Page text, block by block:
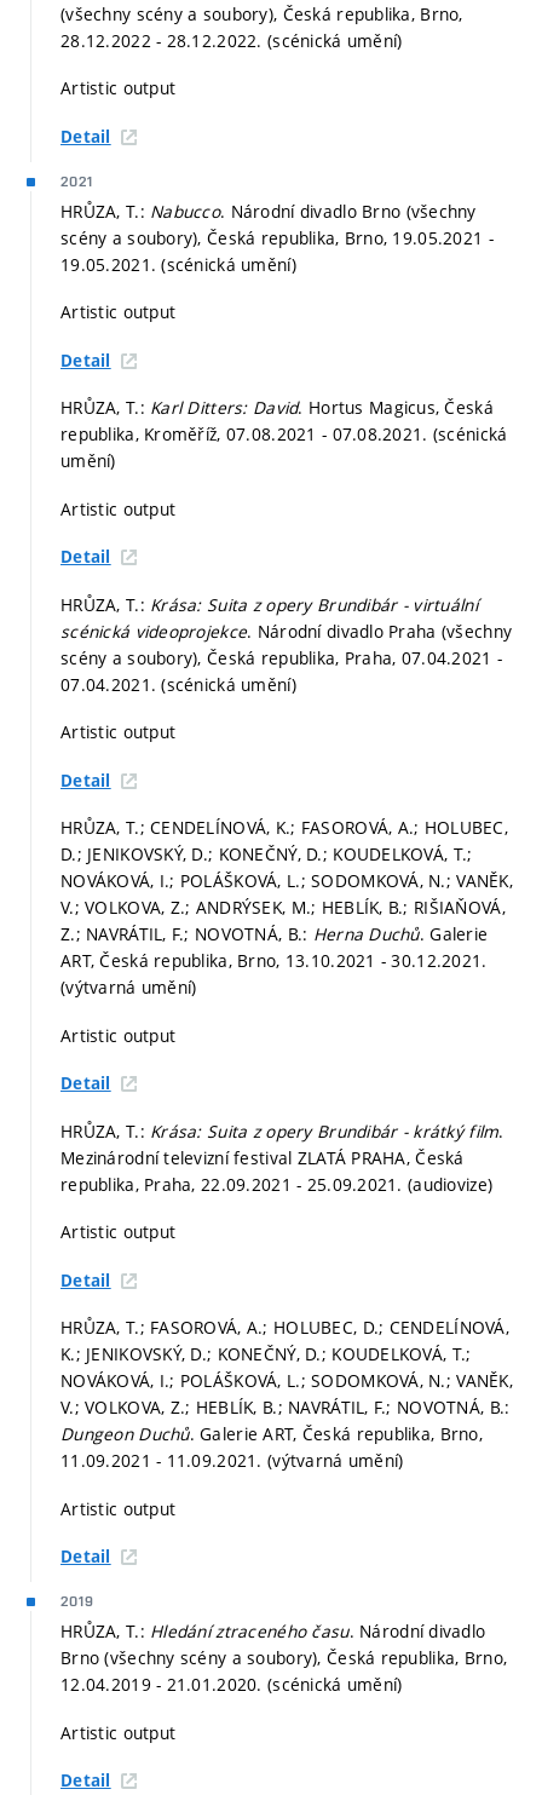
(všechny scény a soubory), Česká republika, Brno,
28.12.2022 - 28.12.2022. (scénická umění)
Artistic output
Detail
2021
HRŮZA, T.: Nabucco. Národní divadlo Brno (všechny
scény a soubory), Česká republika, Brno, 19.05.2021 -
19.05.2021. (scénická umění)
Artistic output
Detail
HRŮZA, T.: Karl Ditters: David. Hortus Magicus, Česká
republika, Kroměříž, 07.08.2021 - 07.08.2021. (scénická
umění)
Artistic output
Detail
HRŮZA, T.: Krása: Suita z opery Brundibár - virtuální
scénická videoprojekce. Národní divadlo Praha (všechny
scény a soubory), Česká republika, Praha, 07.04.2021 -
07.04.2021. (scénická umění)
Artistic output
Detail
HRŮZA, T.; CENDELÍNOVÁ, K.; FASOROVÁ, A.; HOLUBEC,
D.; JENIKOVSKÝ, D.; KONEČNÝ, D.; KOUDELKOVÁ, T.;
NOVÁKOVÁ, I.; POLÁŠKOVÁ, L.; SODOMKOVÁ, N.; VANĚK,
V.; VOLKOVA, Z.; ANDRÝSEK, M.; HEBLÍK, B.; RIŠIAŇOVÁ,
Z.; NAVRÁTIL, F.; NOVOTNÁ, B.: Herna Duchů. Galerie
ART, Česká republika, Brno, 13.10.2021 - 30.12.2021.
(výtvarná umění)
Artistic output
Detail
HRŮZA, T.: Krása: Suita z opery Brundibár - krátký film.
Mezinárodní televizní festival ZLATÁ PRAHA, Česká
republika, Praha, 22.09.2021 - 25.09.2021. (audiovize)
Artistic output
Detail
HRŮZA, T.; FASOROVÁ, A.; HOLUBEC, D.; CENDELÍNOVÁ,
K.; JENIKOVSKÝ, D.; KONEČNÝ, D.; KOUDELKOVÁ, T.;
NOVÁKOVÁ, I.; POLÁŠKOVÁ, L.; SODOMKOVÁ, N.; VANĚK,
V.; VOLKOVA, Z.; HEBLÍK, B.; NAVRÁTIL, F.; NOVOTNÁ, B.:
Dungeon Duchů. Galerie ART, Česká republika, Brno,
11.09.2021 - 11.09.2021. (výtvarná umění)
Artistic output
Detail
2019
HRŮZA, T.: Hledání ztraceného času. Národní divadlo
Brno (všechny scény a soubory), Česká republika, Brno,
12.04.2019 - 21.01.2020. (scénická umění)
Artistic output
Detail